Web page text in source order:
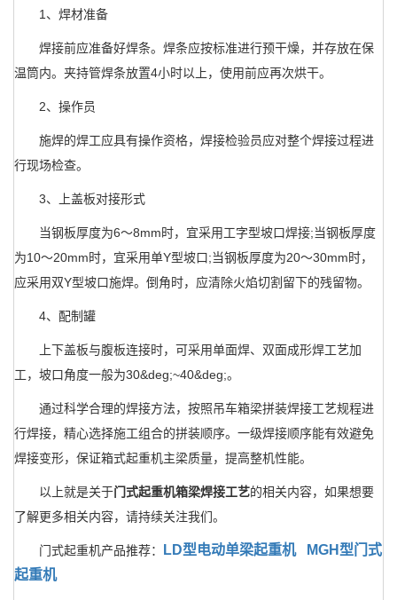
1、焊材准备
焊接前应准备好焊条。焊条应按标准进行预干燥，并存放在保
温筒内。夹持管焊条放置4小时以上，使用前应再次烘干。
2、操作员
施焊的焊工应具有操作资格，焊接检验员应对整个焊接过程进
行现场检查。
3、上盖板对接形式
当钢板厚度为6～8mm时，宜采用工字型坡口焊接;当钢板厚度
为10～20mm时，宜采用单Y型坡口;当钢板厚度为20～30mm时，
应采用双Y型坡口施焊。倒角时，应清除火焰切割留下的残留物。
4、配制罐
上下盖板与腹板连接时，可采用单面焊、双面成形焊工艺加
工，坡口角度一般为30&deg;~40&deg;。
通过科学合理的焊接方法，按照吊车箱梁拼装焊接工艺规程进
行焊接，精心选择施工组合的拼装顺序。一级焊接顺序能有效避免
焊接变形，保证箱式起重机主梁质量，提高整机性能。
以上就是关于门式起重机箱梁焊接工艺的相关内容，如果想要
了解更多相关内容，请持续关注我们。
门式起重机产品推荐： LD型电动单梁起重机
MGH型门式
起重机